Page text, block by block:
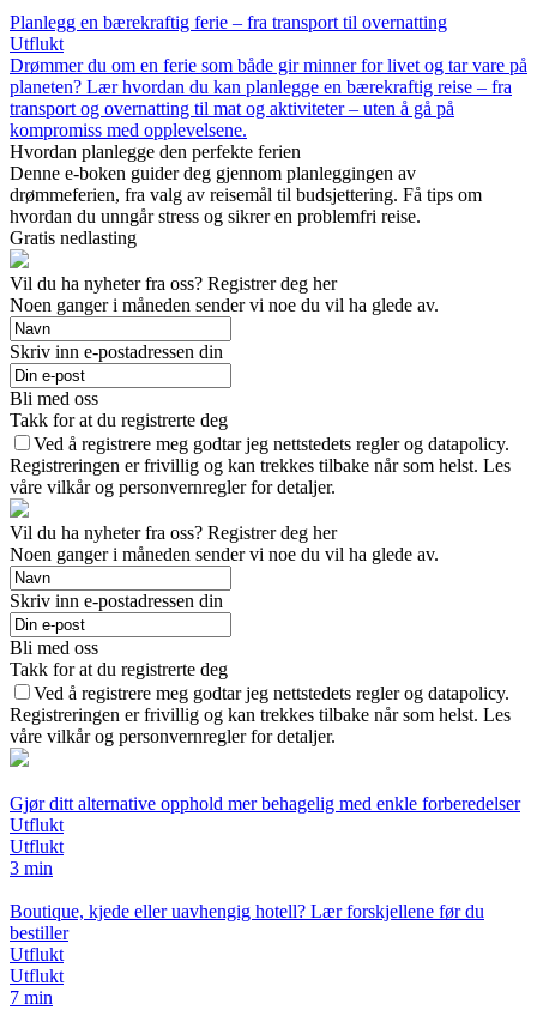
Planlegg en bærekraftig ferie – fra transport til overnatting
Utflukt
Drømmer du om en ferie som både gir minner for livet og tar vare på
planeten? Lær hvordan du kan planlegge en bærekraftig reise – fra
transport og overnatting til mat og aktiviteter – uten å gå på
kompromiss med opplevelsene.
Hvordan planlegge den perfekte ferien
Denne e-boken guider deg gjennom planleggingen av
drømmeferien, fra valg av reisemål til budsjettering. Få tips om
hvordan du unngår stress og sikrer en problemfri reise.
Gratis nedlasting
Vil du ha nyheter fra oss? Registrer deg her
Noen ganger i måneden sender vi noe du vil ha glede av.
Skriv inn e-postadressen din
Bli med oss
Takk for at du registrerte deg
Ved å registrere meg godtar jeg nettstedets regler og datapolicy.
Registreringen er frivillig og kan trekkes tilbake når som helst. Les
våre vilkår og personvernregler for detaljer.
Vil du ha nyheter fra oss? Registrer deg her
Noen ganger i måneden sender vi noe du vil ha glede av.
Skriv inn e-postadressen din
Bli med oss
Takk for at du registrerte deg
Ved å registrere meg godtar jeg nettstedets regler og datapolicy.
Registreringen er frivillig og kan trekkes tilbake når som helst. Les
våre vilkår og personvernregler for detaljer.
Gjør ditt alternative opphold mer behagelig med enkle forberedelser
Utflukt
Utflukt
3 min
Boutique, kjede eller uavhengig hotell? Lær forskjellene før du
bestiller
Utflukt
Utflukt
7 min